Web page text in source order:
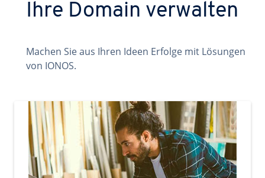
Ihre Domain verwalten
Machen Sie aus Ihren Ideen Erfolge mit Lösungen
von IONOS.